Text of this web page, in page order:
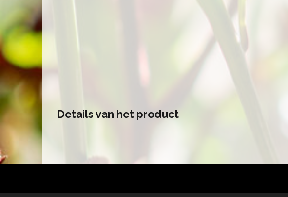
Details van het product